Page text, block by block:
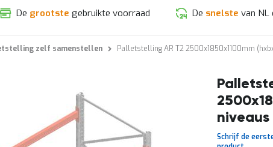
De grootste gebruikte voorraad De snelste van NL
zelf samenstellen Palletstelling AR T2 2500x1850x1100mm
Schrijf de